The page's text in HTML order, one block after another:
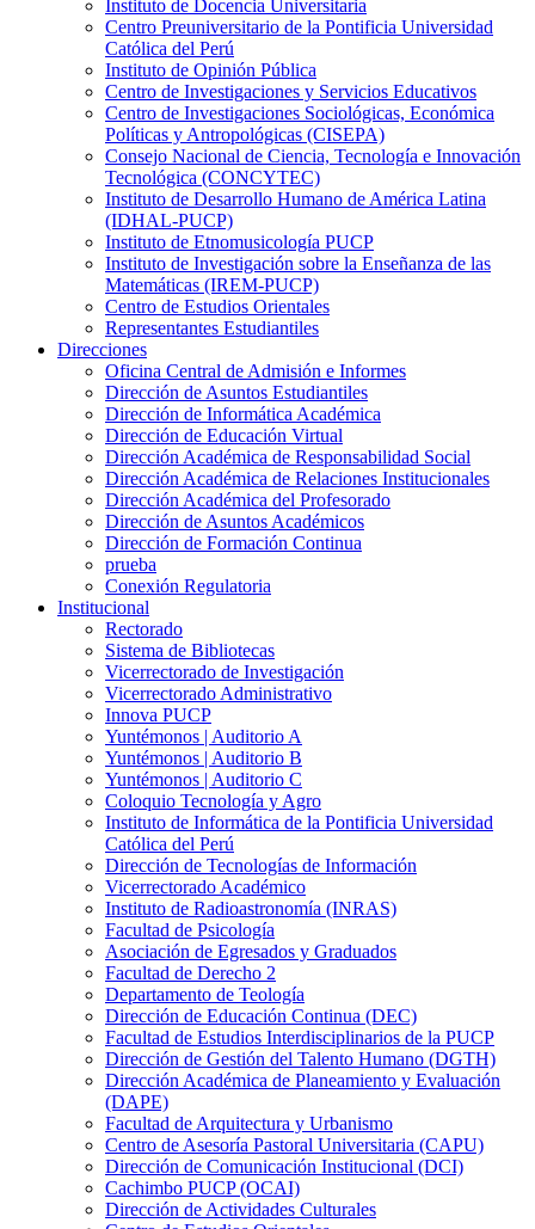
Instituto de Docencia Universitaria
Centro Preuniversitario de la Pontificia Universidad
Católica del Perú
Instituto de Opinión Pública
Centro de Investigaciones y Servicios Educativos
Centro de Investigaciones Sociológicas, Económica
Políticas y Antropológicas (CISEPA)
Consejo Nacional de Ciencia, Tecnología e Innovación
Tecnológica (CONCYTEC)
Instituto de Desarrollo Humano de América Latina
(IDHAL-PUCP)
Instituto de Etnomusicología PUCP
Instituto de Investigación sobre la Enseñanza de las
Matemáticas (IREM-PUCP)
Centro de Estudios Orientales
Representantes Estudiantiles
Direcciones
Oficina Central de Admisión e Informes
Dirección de Asuntos Estudiantiles
Dirección de Informática Académica
Dirección de Educación Virtual
Dirección Académica de Responsabilidad Social
Dirección Académica de Relaciones Institucionales
Dirección Académica del Profesorado
Dirección de Asuntos Académicos
Dirección de Formación Continua
prueba
Conexión Regulatoria
Institucional
Rectorado
Sistema de Bibliotecas
Vicerrectorado de Investigación
Vicerrectorado Administrativo
Innova PUCP
Yuntémonos | Auditorio A
Yuntémonos | Auditorio B
Yuntémonos | Auditorio C
Coloquio Tecnología y Agro
Instituto de Informática de la Pontificia Universidad
Católica del Perú
Dirección de Tecnologías de Información
Vicerrectorado Académico
Instituto de Radioastronomía (INRAS)
Facultad de Psicología
Asociación de Egresados y Graduados
Facultad de Derecho 2
Departamento de Teología
Dirección de Educación Continua (DEC)
Facultad de Estudios Interdisciplinarios de la PUCP
Dirección de Gestión del Talento Humano (DGTH)
Dirección Académica de Planeamiento y Evaluación
(DAPE)
Facultad de Arquitectura y Urbanismo
Centro de Asesoría Pastoral Universitaria (CAPU)
Dirección de Comunicación Institucional (DCI)
Cachimbo PUCP (OCAI)
Dirección de Actividades Culturales